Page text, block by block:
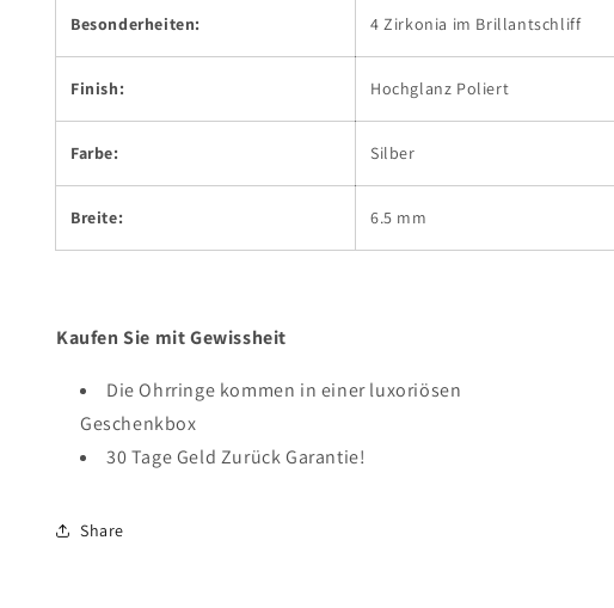
Besonderheiten: 4 Zirkonia im Brillantschliff
Finish: Hochglanz Poliert
Farbe: Silber
Breite: 6.5 mm
Kaufen Sie mit Gewissheit
Die Ohrringe kommen in einer luxoriösen
Geschenkbox
30 Tage Geld Zurück Garantie!
Share